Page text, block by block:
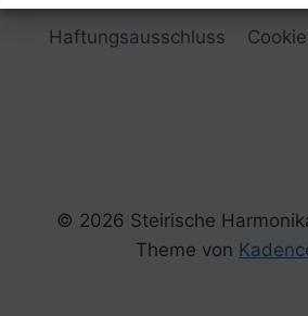
Haftungsausschluss
© 2026 Steirische
Theme von